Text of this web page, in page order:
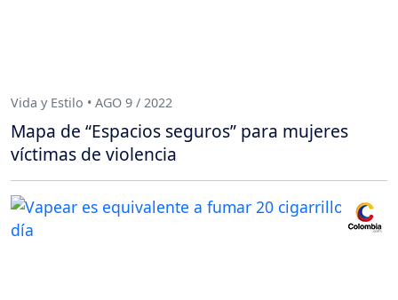
Vida y Estilo • AGO 9 / 2022
Mapa de “Espacios seguros” para mujeres
víctimas de violencia